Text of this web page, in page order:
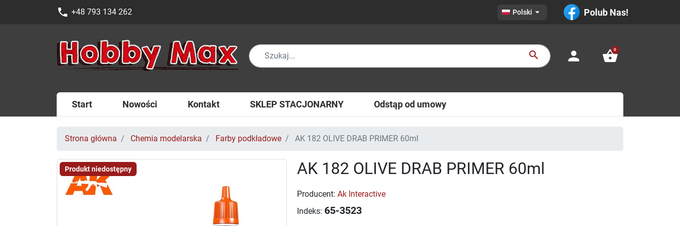
phone +48 793 134 262 Polski  Polub Nas!
search person shopping_basket
0
Start Nowości Kontakt SKLEP STACJONARNY Odstąp od umowy
Strona główna Chemia modelarska Farby podkładowe AK 182 OLIVE DRAB PRIMER 60ml
Produkt niedostępny AK 182 OLIVE DRAB PRIMER 60ml
Producent: Ak Interactive
Indeks: 65-3523